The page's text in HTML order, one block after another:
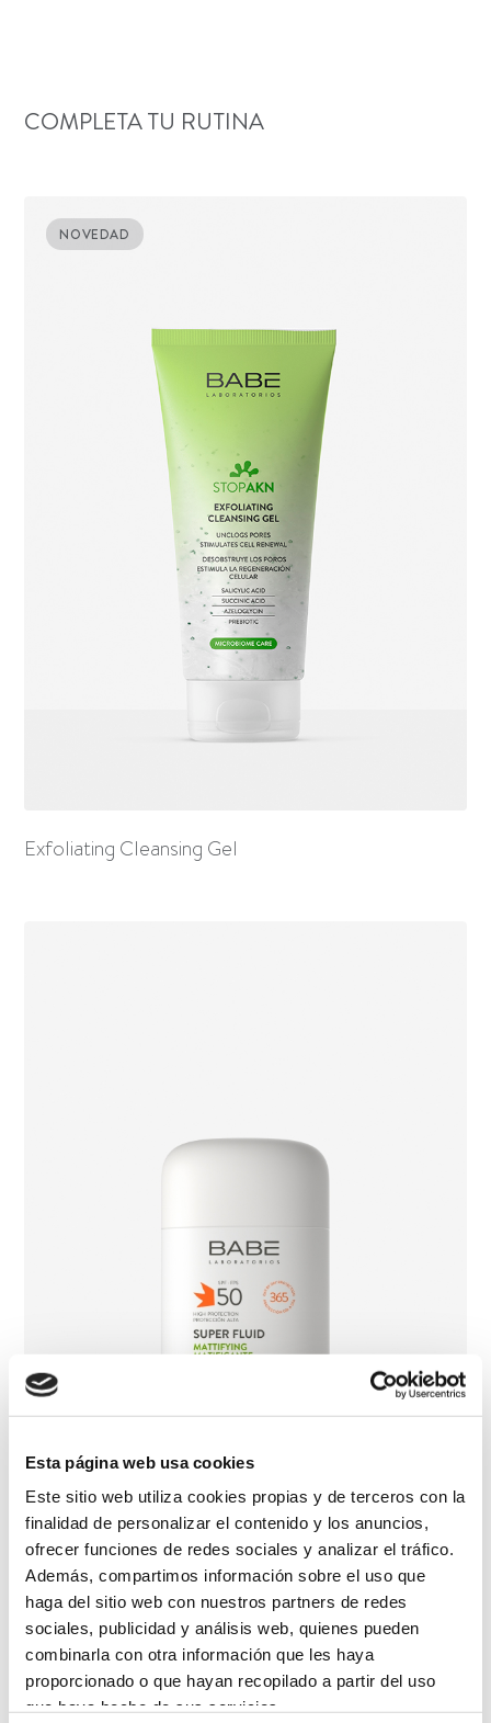
Esta página web usa cookies
Este sitio web utiliza cookies propias y de terceros con la
finalidad de personalizar el contenido y los anuncios,
ofrecer funciones de redes sociales y analizar el tráfico.
Además, compartimos información sobre el uso que
haga del sitio web con nuestros partners de redes
sociales, publicidad y análisis web, quienes pueden
combinarla con otra información que les haya
proporcionado o que hayan recopilado a partir del uso
que haya hecho de sus servicios.
COMPLETA TU RUTINA
NOVEDAD
Exfoliating Cleansing Gel
Super Fluid Fotoprotector Matificante SPF 50